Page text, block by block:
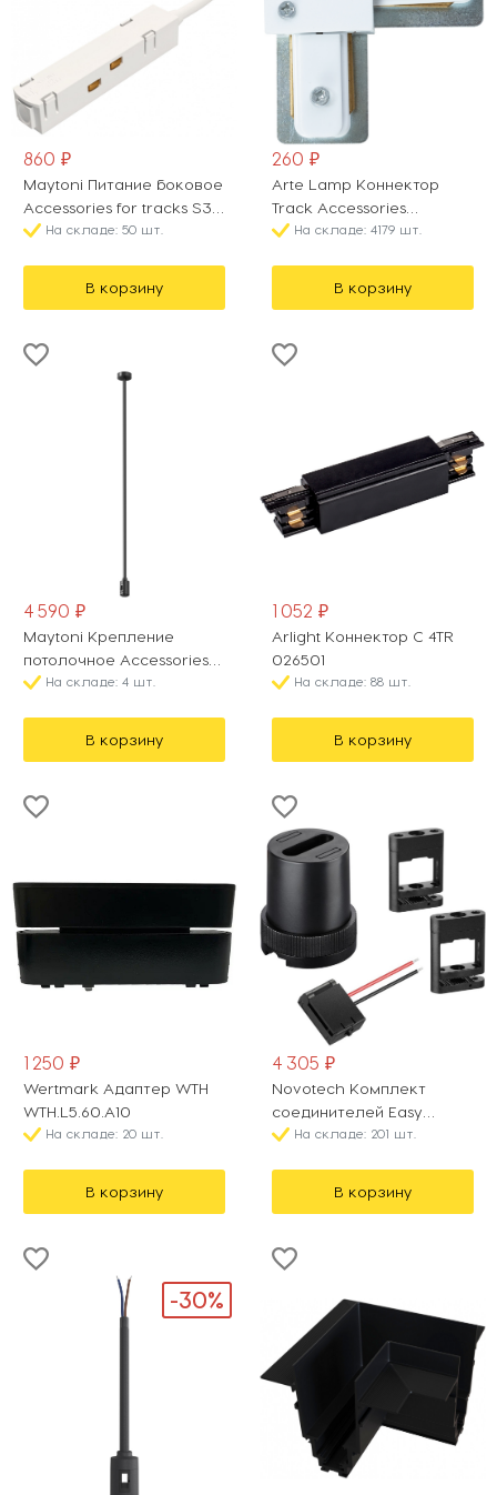
860 ₽
Maytoni Питание боковое
Accessories for tracks S35
TRA004B-22W
На складе: 50 шт.
В корзину
260 ₽
Arte Lamp Коннектор
Track Accessories
A120233L
На складе: 4179 шт.
В корзину
4 590 ₽
Maytoni Крепление
потолочное Accessories
for tracks Flarity TRA159C-
На складе: 4 шт.
В корзину
1 052 ₽
Arlight Коннектор C 4TR
026501
На складе: 88 шт.
В корзину
1 250 ₽
Wertmark Адаптер WTH
WTH.L5.60.A10
На складе: 20 шт.
В корзину
4 305 ₽
Novotech Комплект
соединителей Easy
135260
На складе: 201 шт.
В корзину
-30%